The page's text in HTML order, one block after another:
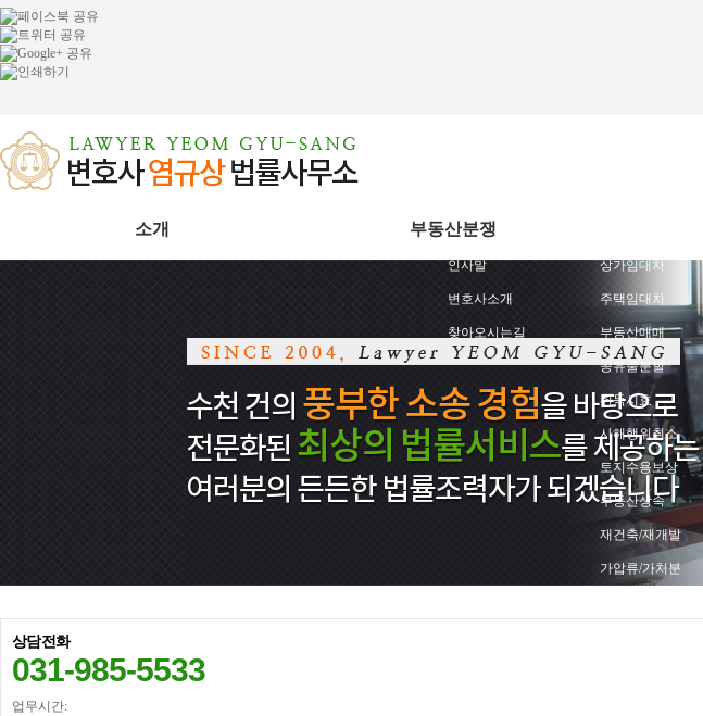
소개
인사말
변호사소개
찾아오시는길
부동산분쟁
상가임대차
주택임대차
부동산매매
공유물분할
취득시효
사해행위취소
토지수용보상
부동산상속
재건축/재개발
가압류/가처분
상담전화
031-985-5533
업무시간: